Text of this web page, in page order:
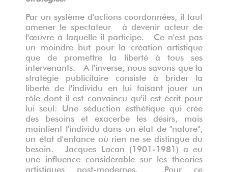
Par un système d'actions coordonnées, il faut
amener le spectateur à devenir acteur de
l'œuvre à laquelle il participe. Ce n'est pas
un moindre but pour la création artistique
que de promettre la liberté à tous ses
intervenants. A l'inverse, nous savons que la
stratégie publicitaire consiste à brider la
liberté de l'individu en lui faisant jouer un
rôle dont il est convaincu qu'il est écrit pour
lui seul: Une séduction esthétique qui crée
des besoins et exacerbe les désirs, mais
maintient l'individu dans un état de "nature",
un état d'enfance où rien ne se distingue du
besoin. Jacques Lacan (1901-1981) a eu
une influence considérable sur les théories
artistiques post-modernes. Pour ce